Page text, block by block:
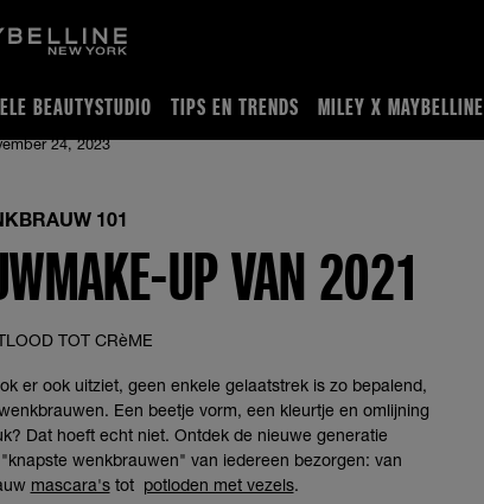
BEAUTYSTUDIO TIPS EN TRENDS MILEY X MAYBELLINE
24, 2023
101
UP VAN 2021
TOT CRèME
er ook uitziet, geen enkele gelaatstrek is zo bepalend,
Een beetje vorm, een kleurtje en omlijning
Dat hoeft echt niet. Ontdek de nieuwe generatie
wenkbrauwen" van iedereen bezorgen: van
mascara'stot potloden met vezels.